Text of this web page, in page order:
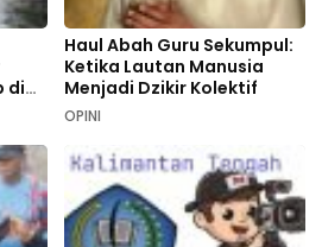
di
Haul Abah Guru Sekumpul:
Ketika Lautan Manusia
Menjadi Dzikir Kolektif
OPINI